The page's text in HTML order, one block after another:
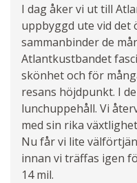
I dag åker vi ut till
uppbyggd ute vid det
sammanbinder de
Atlantkustbandet
skönhet och för
resans höjdpunkt. I
lunchuppehåll. Vi
med sin rika
Nu får vi lite
innan vi träffas igen
14 mil.